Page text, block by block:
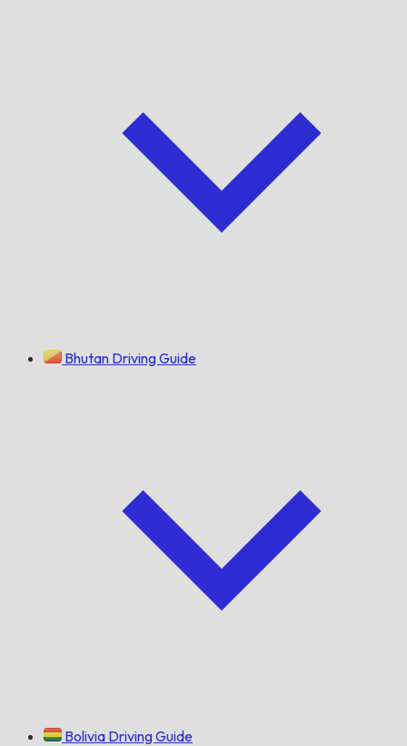
Bhutan Driving Guide
Bolivia Driving Guide